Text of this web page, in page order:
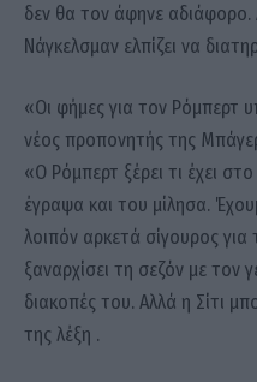
δεν θα τον άφηνε αδιάφορο.
Νάγκελσμαν ελπίζει να
«Οι φήμες για τον Ρόμπερτ
νέος προπονητής της
«Ο Ρόμπερτ ξέρει τι έχει
έγραψα και του μίλησα.
λοιπόν αρκετά σίγουρος
ξαναρχίσει τη σεζόν με τον
διακοπές του. Αλλά η Σίτι
της λέξη .